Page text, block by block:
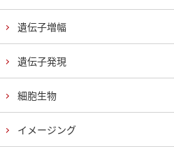
遺伝子増幅
遺伝子発現
細胞生物
イメージング